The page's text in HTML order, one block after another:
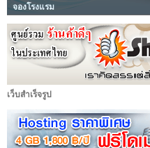
จองโรงแรม
เว็บสำเร็จรูป